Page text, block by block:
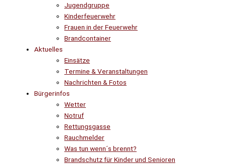
Jugendgruppe
Kinderfeuerwehr
Frauen in der Feuerwehr
Brandcontainer
Aktuelles
Einsätze
Termine & Veranstaltungen
Nachrichten & Fotos
Bürgerinfos
Wetter
Notruf
Rettungsgasse
Rauchmelder
Was tun wenn´s brennt?
Brandschutz für Kinder und Senioren